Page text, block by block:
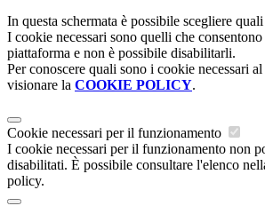
In questa schermata è possibile scegliere
I cookie necessari sono quelli che
piattaforma e non è possibile disabilitarli.
Per conoscere quali sono i cookie necessari
visionare la COOKIE POLICY.
Cookie necessari per il funzionamento
I cookie necessari per il funzionamento non
disabilitati. È possibile consultare l'elenco
policy.